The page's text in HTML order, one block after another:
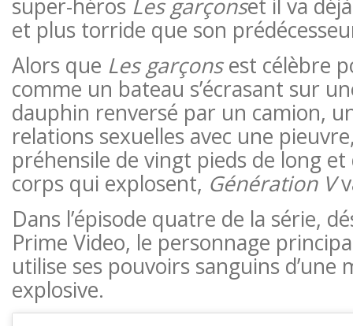
super-héros Les garçonset il va
et plus torride que son
Alors que Les garçonsest célèbre
comme un bateau s’écrasant sur
dauphin renversé par un camion,
relations sexuelles avec une
préhensile de vingt pieds de long
corps qui explosent, Génération V
Dans l’épisode quatre de la série,
Prime Video, le personnage
utilise ses pouvoirs sanguins d’une
explosive.